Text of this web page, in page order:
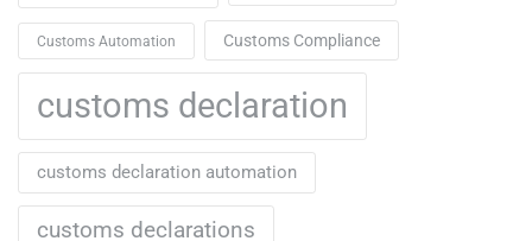
Customs Automation Customs Compliance
customs declaration
customs declaration automation
customs declarations